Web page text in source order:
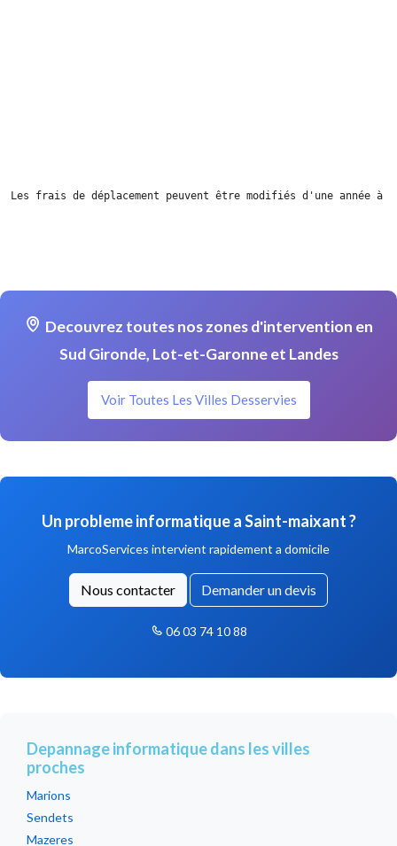
Les frais de déplacement peuvent être modifiés d'une année à
Decouvrez toutes nos zones d'intervention en
Sud Gironde, Lot-et-Garonne et Landes
Voir Toutes Les Villes Desservies
Un probleme informatique a Saint-maixant ?
MarcoServices intervient rapidement a domicile
Nous contacter Demander un devis
06 03 74 10 88
Depannage informatique dans les villes
proches
Marions
Sendets
Mazeres